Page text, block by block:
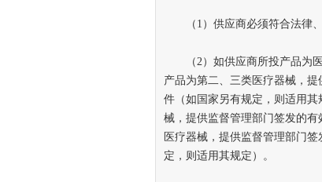
（1）供应商必须符合法律、
（2）如供应商所投产品为医
产品为第二、三类医疗器械，
件（如国家另有规定，则适用
械，提供监督管理部门签发的
医疗器械，提供监督管理部门
定，则适用其规定）。